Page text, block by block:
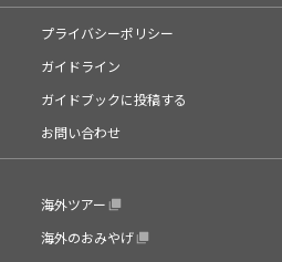
プライバシーポリシー
ガイドライン
ガイドブックに投稿する
お問い合わせ
海外ツアー
海外のおみやげ